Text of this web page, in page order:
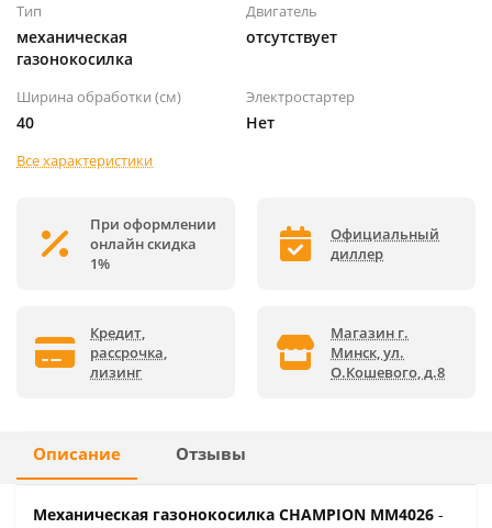
Тип
механическая
газонокосилка
Двигатель
отсутствует
Ширина обработки (см)
40
Электростартер
Нет
Все характеристики
При оформлении
онлайн скидка
1%
Официальный
диллер
Кредит,
рассрочка,
лизинг
Магазин г.
Минск, ул.
О.Кошевого, д.8
Описание Отзывы
Механическая газонокосилка CHAMPION MM4026 -